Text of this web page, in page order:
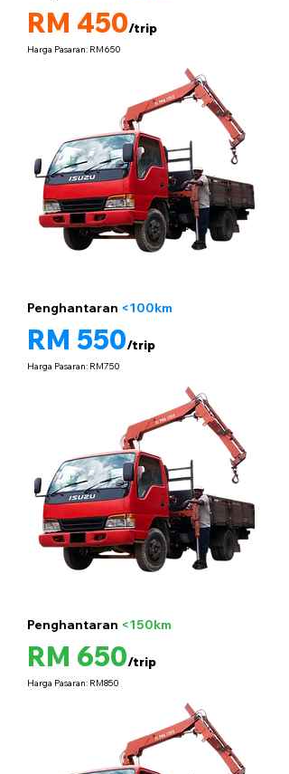
RM 450/trip
Harga Pasaran: RM650
Penghantaran <100km
RM 550/trip
Harga Pasaran: RM750
Penghantaran <150km
RM 650/trip
Harga Pasaran: RM850